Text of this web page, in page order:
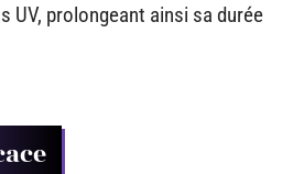
UV, prolongeant ainsi sa durée